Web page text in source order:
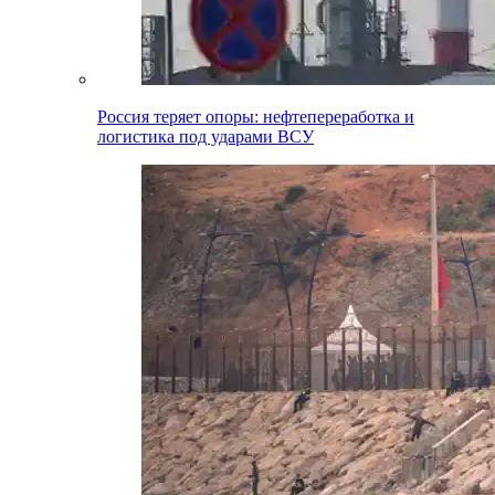
Россия теряет опоры: нефтепереработка и
логистика под ударами ВСУ